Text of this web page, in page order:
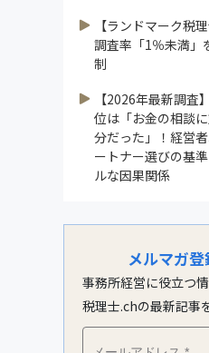
【ランドマーク税
調査率「1％未満」
制
【2026年最新調査
位は「お金の相談
分だった」！経営
ートナー選びの基
ルな因果関係
メルマガ登
事務所経営に役立つ
税理士.chの最新記事